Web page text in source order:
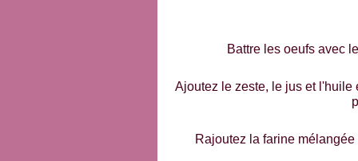
Battre les oeufs avec
Ajoutez le zeste, le jus et
Rajoutez la farine